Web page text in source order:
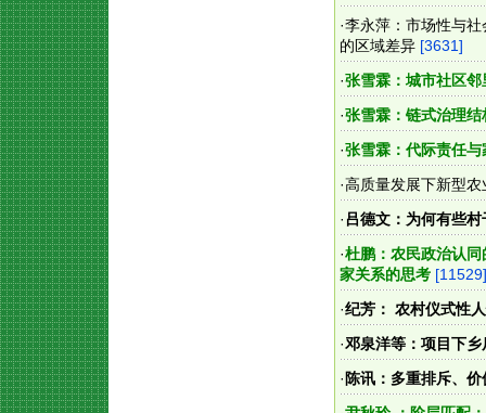
·李永萍：市场性与
的区域差异 [3631]
·张雪霖：城市社区
·张雪霖：链式治理
·张雪霖：代际责任
·高质量发展下新型
· 吕德文：为何有些
·杜鹏：农民政治认
家关系的思考 [11529]
·纪芳： 农村仪式性
·邓泉洋等：项目下
· 陈讯：多重排斥、